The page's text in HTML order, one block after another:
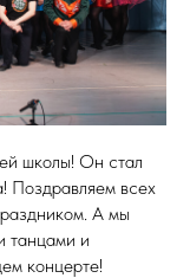
школы! Он стал
Поздравляем всех
А мы
танцами и
концерте!